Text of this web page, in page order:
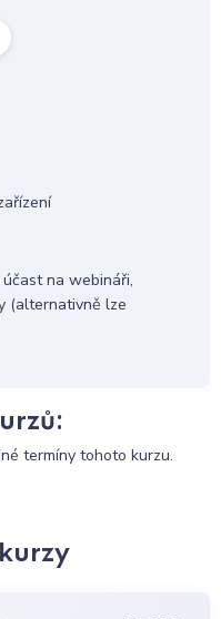
na webináři,
(alternativně lze
termíny tohoto kurzu.